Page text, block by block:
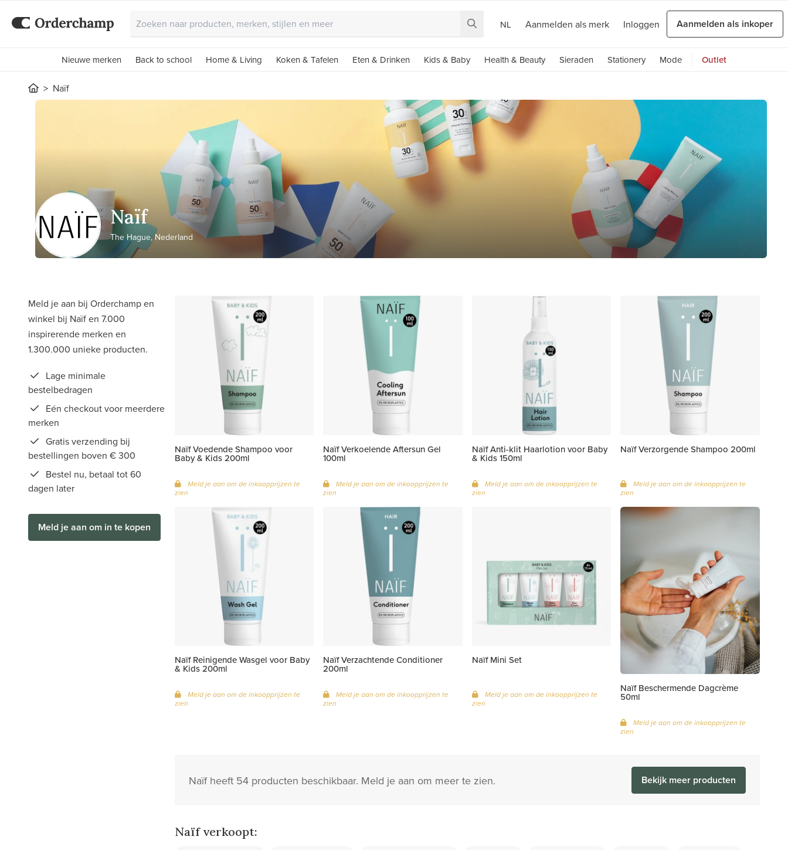
NL Aanmelden als merk Inloggen Aanmelden als inkoper
Nieuwe merken Back to school Home & Living Koken & Tafelen Eten & Drinken Kids & Baby Health & Beauty Sieraden Stationery Mode Outlet
Naïf
Naïf
The Hague, Nederland
Meld je aan bij Orderchamp en
winkel bij Naïf en 7.000
inspirerende merken en
1.300.000 unieke producten.
Lage minimale
bestelbedragen
Eén checkout voor meerdere
merken
Gratis verzending bij
bestellingen boven € 300
Bestel nu, betaal tot 60
dagen later
Meld je aan om in te kopen
Naïf Voedende Shampoo voor
Baby & Kids 200ml
Meld je aan om de inkoopprijzen te
zien
Naïf Verkoelende Aftersun Gel
100ml
Meld je aan om de inkoopprijzen te
zien
Naïf Anti-klit Haarlotion voor Baby
& Kids 150ml
Meld je aan om de inkoopprijzen te
zien
Naïf Verzorgende Shampoo 200ml
Meld je aan om de inkoopprijzen te
zien
Naïf Reinigende Wasgel voor Baby
& Kids 200ml
Meld je aan om de inkoopprijzen te
zien
Naïf Verzachtende Conditioner
200ml
Meld je aan om de inkoopprijzen te
zien
Naïf Mini Set
Meld je aan om de inkoopprijzen te
zien
Naïf Beschermende Dagcrème
50ml
Meld je aan om de inkoopprijzen te
zien
Naïf heeft 54 producten beschikbaar. Meld je aan om meer te zien. Bekijk meer producten
Naïf verkoopt: